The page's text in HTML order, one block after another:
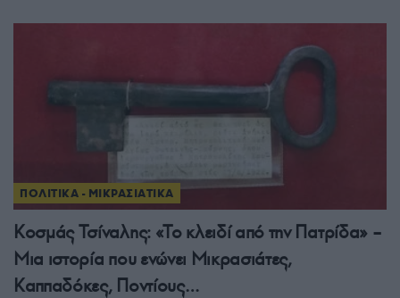
ΠΟΛΙΤΙΚΑ - ΜΙΚΡΑΣΙΑΤΙΚΑ
Κοσμάς Τσίναλης: «Το κλειδί από την Πατρίδα» –
Μια ιστορία που ενώνει Μικρασιάτες,
Καππαδόκες, Ποντίους…